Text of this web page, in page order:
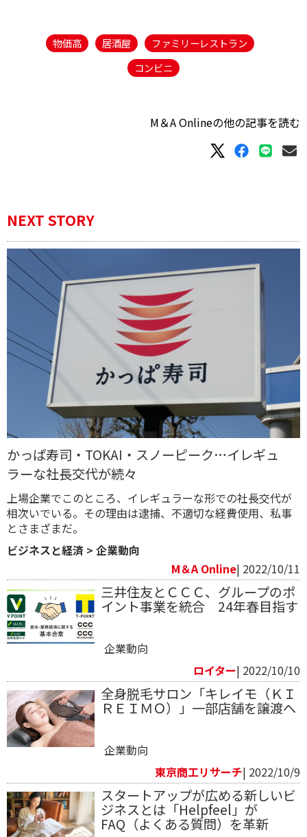
物価高 居酒屋
ファミリーレストラン
コンビニ
M＆A Onlineの他の記事を読む
NEXT STORY
かっぱ寿司・TOKAI・スノーピーク…イレギュ
ラーな社長交代が続々
上場企業でこのところ、イレギュラーな形での社長交代が
相次いでいる。その理由は逮捕、不適切な経費使用、私事
とさまざまだ。
ビジネスと経済 > 企業動向
M＆A Online| 2022/10/11
三井住友とＣＣＣ、グループのポ
イント事業を統合 24年春目指す
企業動向
ロイター| 2022/10/10
全身脱毛サロン「キレイモ（ＫＩ
ＲＥＩＭＯ）」一部店舗を譲渡へ
企業動向
東京商工リサーチ| 2022/10/9
スタートアップが広める新しいビ
ジネスとは「Helpfeel」が
FAQ（よくある質問）を革新